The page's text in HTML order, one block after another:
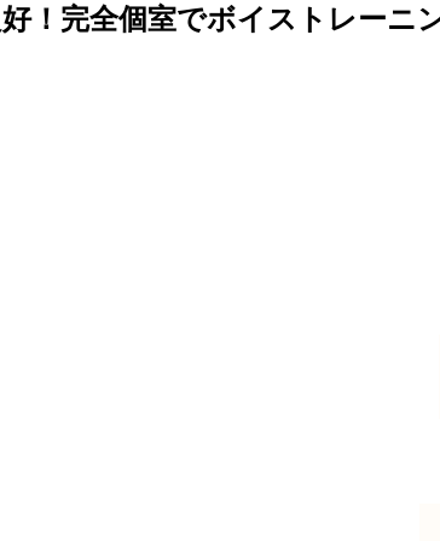
！完全個室でボイストレー